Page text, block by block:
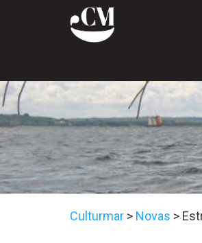
Culturmar > Novas >